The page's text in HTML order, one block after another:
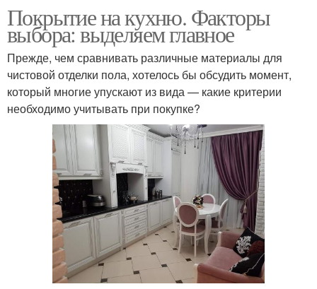
Покрытие на кухню. Факторы
выбора: выделяем главное
Прежде, чем сравнивать различные материалы для
чистовой отделки пола, хотелось бы обсудить момент,
который многие упускают из вида — какие критерии
необходимо учитывать при покупке?